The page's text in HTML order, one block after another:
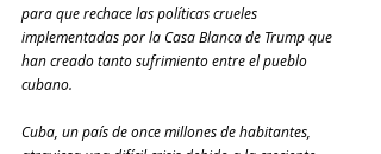
para que rechace las políticas crueles
implementadas por la Casa Blanca de Trump que
han creado tanto sufrimiento entre el pueblo
cubano.
Cuba, un país de once millones de habitantes,